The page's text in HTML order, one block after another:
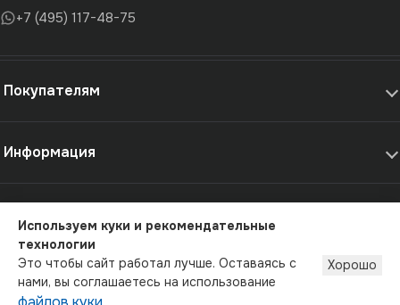
+7 (495) 117-48-75
Покупателям
Информация
© 2012-2026 - LightPhotos.ru, оборудование для фотостудий
Публичная оферта Политика конфиденциальности
Используем куки и рекомендательные
технологии
Это чтобы сайт работал лучше. Оставаясь с
нами, вы соглашаетесь на использование
Хорошо